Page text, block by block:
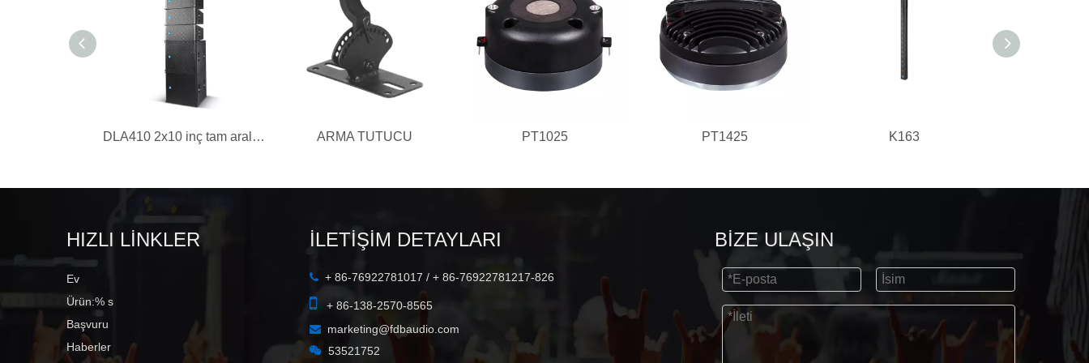
DLA410 2x10 inç tam aralıklı 500W sıralı hat hoparlör ARMA TUTUCU PT1025 PT1425 K163
HIZLI LİNKLER
Ev
Ürün:% s
Başvuru
Haberler
İLETİŞİM DETAYLARI
 + 86-76922781017 / + 86-76922781217-826
 + 86-138-2570-8565
 marketing@fdbaudio.com
 53521752
BİZE ULAŞIN